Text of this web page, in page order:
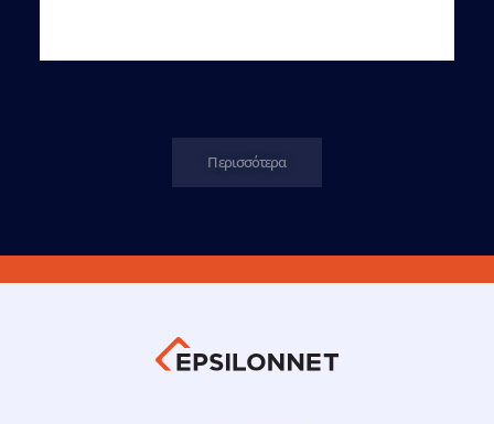
Περισσότερα